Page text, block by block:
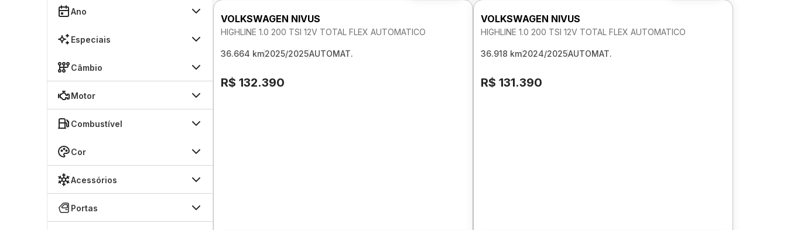
Ano
Especiais
Câmbio
Motor
Combustível
Cor
Acessórios
Portas
VOLKSWAGEN NIVUS
HIGHLINE 1.0 200 TSI 12V TOTAL FLEX AUTOMATICO
36.664 km2025/2025AUTOMAT.
R$ 132.390
VOLKSWAGEN NIVUS
HIGHLINE 1.0 200 TSI 12V TOTAL FLEX AUTOMATICO
36.918 km2024/2025AUTOMAT.
R$ 131.390